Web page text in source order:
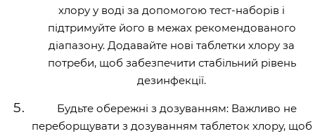
хлору у воді за допомогою тест-наборів і
підтримуйте його в межах рекомендованого
діапазону. Додавайте нові таблетки хлору за
потреби, щоб забезпечити стабільний рівень
дезинфекції.
Будьте обережні з дозуванням: Важливо не
переборщувати з дозуванням таблеток хлору, щоб